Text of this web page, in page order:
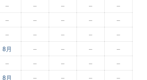
– – – –
–
– – – – –
– – – –
–
8月 – – – –
– – – –
–
8月 – – – –